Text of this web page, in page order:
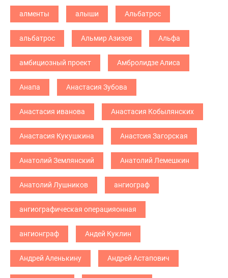
алменты алыши Альбатрос
альбатрос Альмир Азизов Альфа
амбициозный проект Амбролидзе Алиса
Анапа Анастасия Зубова
Анастасия иванова Анастасия Кобылянских
Анастасия Кукушкина Анастсия Загорская
Анатолий Землянский Анатолий Лемешкин
Анатолий Лушников ангиограф
ангиографическая операцияонная
ангионграф Андей Куклин
Андрей Аленькину Андрей Астапович